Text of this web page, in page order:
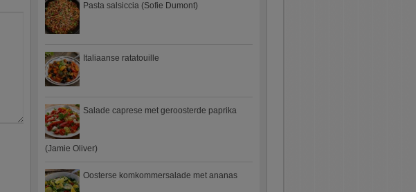
Pasta salsiccia (Sofie Dumont)
Italiaanse ratatouille
Salade caprese met geroosterde paprika
(Jamie Oliver)
Oosterse komkommersalade met ananas